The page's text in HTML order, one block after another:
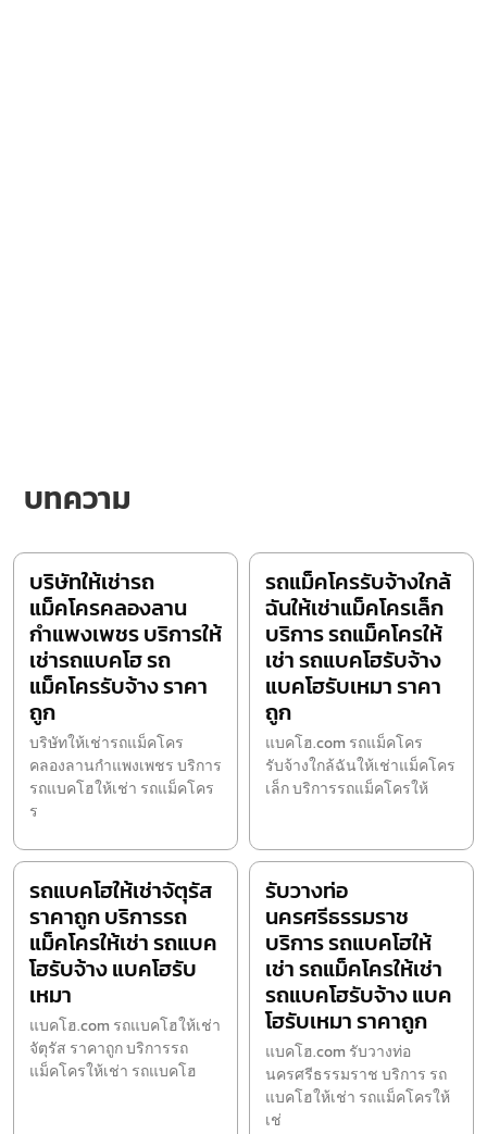
บทความ
บริษัทให้เช่ารถ
แม็คโครคลองลาน
กำแพงเพชร บริการให้
เช่ารถแบคโฮ รถ
แม็คโครรับจ้าง ราคา
ถูก
บริษัทให้เช่ารถแม็คโคร
คลองลานกำแพงเพชร บริการ
รถแบคโฮให้เช่า รถแม็คโคร
ร
รถแม็คโครรับจ้างใกล้
ฉันให้เช่าแม็คโครเล็ก
บริการ รถแม็คโครให้
เช่า รถแบคโฮรับจ้าง
แบคโฮรับเหมา ราคา
ถูก
แบคโฮ.com รถแม็คโคร
รับจ้างใกล้ฉันให้เช่าแม็คโคร
เล็ก บริการรถแม็คโครให้
รถแบคโฮให้เช่าจัตุรัส
ราคาถูก บริการรถ
แม็คโครให้เช่า รถแบค
โฮรับจ้าง แบคโฮรับ
เหมา
แบคโฮ.com รถแบคโฮให้เช่า
จัตุรัส ราคาถูก บริการรถ
แม็คโครให้เช่า รถแบคโฮ
รับวางท่อ
นครศรีธรรมราช
บริการ รถแบคโฮให้
เช่า รถแม็คโครให้เช่า
รถแบคโฮรับจ้าง แบค
โฮรับเหมา ราคาถูก
แบคโฮ.com รับวางท่อ
นครศรีธรรมราช บริการ รถ
แบคโฮให้เช่า รถแม็คโครให้
เช่